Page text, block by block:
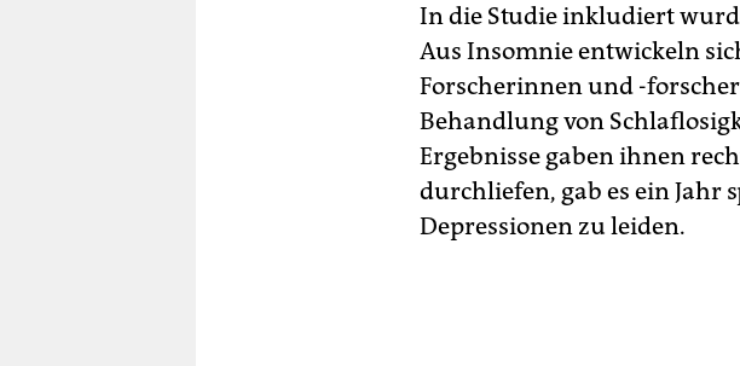
In die Studie inkludiert
Aus Insomnie entwickeln
Forscherinnen und -
Behandlung von
Ergebnisse gaben ihnen
durchliefen, gab es ein Jahr
Depressionen zu leiden.